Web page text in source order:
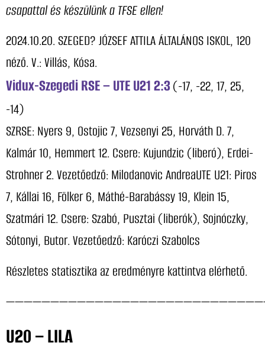
csapattal és készülünk a TFSE ellen!
2024.10.20. SZEGED? JÓZSEF ATTILA ÁLTALÁNOS ISKOL, 120
néző. V.: Villás, Kósa.
Vidux-Szegedi RSE – UTE U21 2:3(-17, -22, 17, 25,
-14)
SZRSE: Nyers 9, Ostojic 7, Vezsenyi 25, Horváth D. 7,
Kalmár 10, Hemmert 12. Csere: Kujundzic (liberó), Erdei-
Strohner 2. Vezetőedző: Milodanovic AndreaUTE U21: Piros
7, Kállai 16, Fölker 6, Máthé-Barabássy 19, Klein 15,
Szatmári 12. Csere: Szabó, Pusztai (liberók), Sojnóczky,
Sótonyi, Butor. Vezetőedző: Karóczi Szabolcs
Részletes statisztika az eredményre kattintva elérhető.
U20 – LILA